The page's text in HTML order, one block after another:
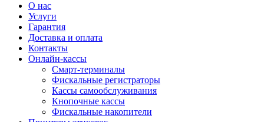
О нас
Услуги
Гарантия
Доставка и оплата
Контакты
Онлайн-кассы
Смарт-терминалы
Фискальные регистраторы
Кассы самообслуживания
Кнопочные кассы
Фискальные накопители